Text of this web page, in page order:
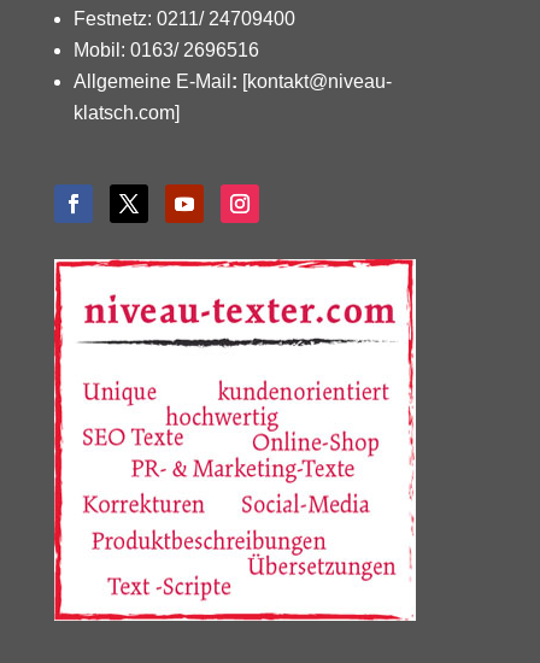
Festnetz: 0211/ 24709400
Mobil: 0163/ 2696516
Allgemeine E-Mail : [kontakt@niveau-
klatsch.com]